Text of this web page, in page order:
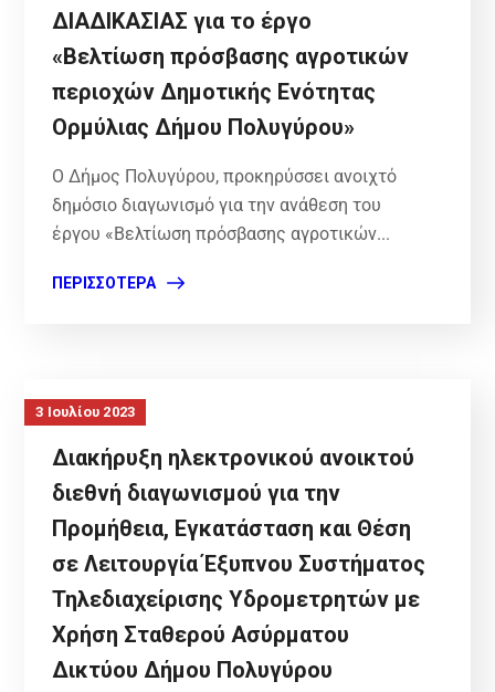
ΔΙΑΔΙΚΑΣΙΑΣ για το έργο
«Βελτίωση πρόσβασης αγροτικών
περιοχών Δημοτικής Ενότητας
Ορμύλιας Δήμου Πολυγύρου»
Ο Δήμος Πολυγύρου, προκηρύσσει ανοιχτό
δημόσιο διαγωνισμό για την ανάθεση του
έργου «Βελτίωση πρόσβασης αγροτικών...
ΠΕΡΙΣΣΌΤΕΡΑ
3 Ιουλίου 2023
Διακήρυξη ηλεκτρονικού ανοικτού
διεθνή διαγωνισμού για την
Προμήθεια, Εγκατάσταση και Θέση
σε Λειτουργία Έξυπνου Συστήματος
Τηλεδιαχείρισης Υδρομετρητών με
Χρήση Σταθερού Ασύρματου
Δικτύου Δήμου Πολυγύρου